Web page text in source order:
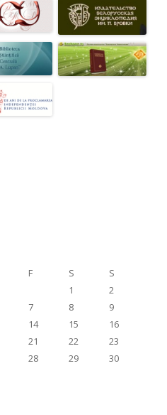
F S S
1
2
7 8
9
14 15
16
21 22
23
28 29
30